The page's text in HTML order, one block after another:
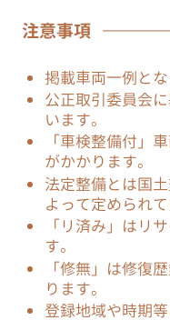
注意事項
掲載車両一例とな
公正取引委員会
います。
「車検整備付」
がかかります。
法定整備とは国
よって定められて
「リ済み」はリ
す。
「修無」は修復
ります。
登録地域や時期